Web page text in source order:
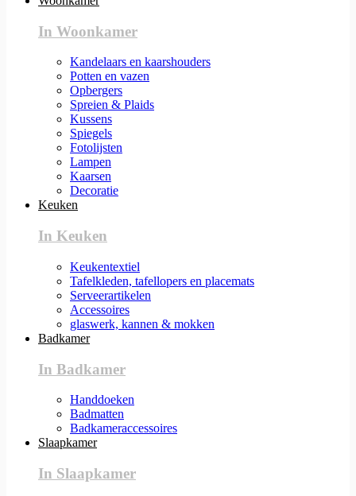
In Woonkamer
Kandelaars en kaarshouders
Potten en vazen
Opbergers
Spreien & Plaids
Kussens
Spiegels
Fotolijsten
Lampen
Kaarsen
Decoratie
Keuken
In Keuken
Keukentextiel
Tafelkleden, tafellopers en placemats
Serveerartikelen
Accessoires
glaswerk, kannen & mokken
Badkamer
In Badkamer
Handdoeken
Badmatten
Badkameraccessoires
Slaapkamer
In Slaapkamer